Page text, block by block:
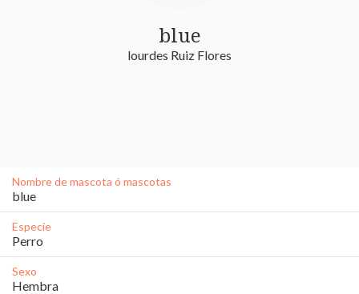
blue
lourdes Ruiz Flores
Nombre de mascota ó mascotas
blue
Especie
Perro
Sexo
Hembra